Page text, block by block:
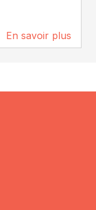
En savoir plus